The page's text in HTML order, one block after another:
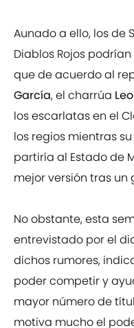
Aunado a ello, los de
Diablos Rojos
que de acuerdo al
García, el charrúa
los escarlatas en el
los regios mientras
partiría al Estado de
mejor versión tras un
No obstante, esta
entrevistado por el
dichos rumores,
poder competir y
mayor número de
motiva mucho el